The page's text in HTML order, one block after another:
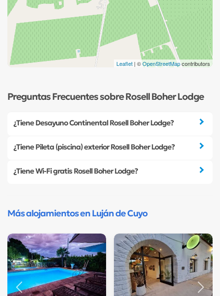
Leaflet | ©OpenStreetMapcontributors
Preguntas Frecuentes sobre Rosell Boher Lodge
¿Tiene Desayuno Continental Rosell Boher Lodge?
¿Tiene Pileta (piscina) exterior Rosell Boher Lodge?
¿Tiene Wi-Fi gratis Rosell Boher Lodge?
Más alojamientos en Luján de Cuyo